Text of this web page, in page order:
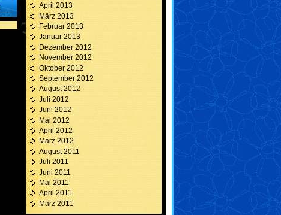
April 2013
März 2013
Februar 2013
Januar 2013
Dezember 2012
November 2012
Oktober 2012
September 2012
August 2012
Juli 2012
Juni 2012
Mai 2012
April 2012
März 2012
August 2011
Juli 2011
Juni 2011
Mai 2011
April 2011
März 2011